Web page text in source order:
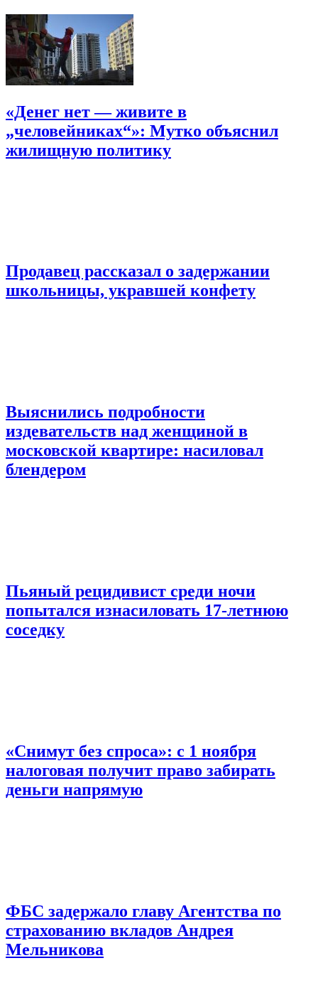
«Денег нет — живите в
„человейниках“»: Мутко объяснил
жилищную политику
Продавец рассказал о задержании
школьницы, укравшей конфету
Выяснились подробности
издевательств над женщиной в
московской квартире: насиловал
блендером
Пьяный рецидивист среди ночи
попытался изнасиловать 17-летнюю
соседку
«Снимут без спроса»: с 1 ноября
налоговая получит право забирать
деньги напрямую
ФБС задержало главу Агентства по
страхованию вкладов Андрея
Мельникова